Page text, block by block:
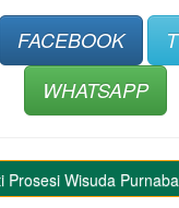
FACEBOOK
WHATSAPP
Wisuda